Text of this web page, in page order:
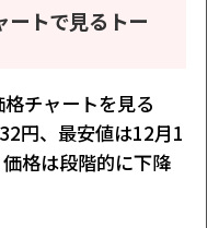
ートで見るトー
チャートを見る
円、最安値は12月1
格は段階的に下降